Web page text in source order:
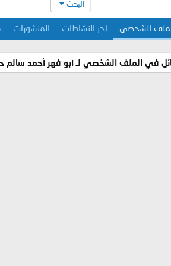
البحث
الشخصي آخر النشاطات المنشورات
في الملف الشخصي لـ أبو فهر أحمد سالم